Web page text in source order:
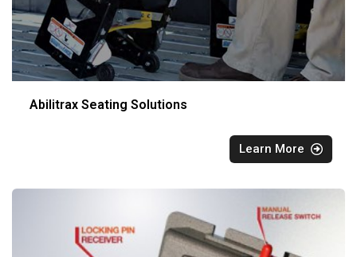
Abilitrax Seating Solutions
Learn More